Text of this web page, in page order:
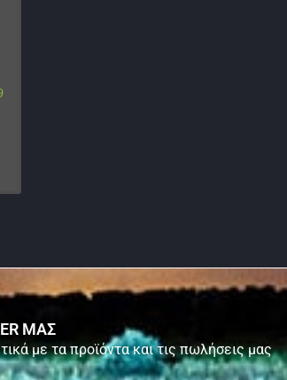
ΜΑΣ
με τα προϊόντα και τις πωλήσεις μας